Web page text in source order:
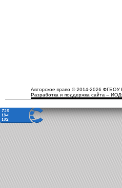
Авторское право © 2014-2026 ФГБОУ
Разработка и поддержка сайта –